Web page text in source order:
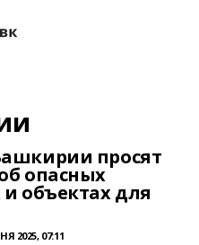
просят
опасных
объектах для
2025, 07:11